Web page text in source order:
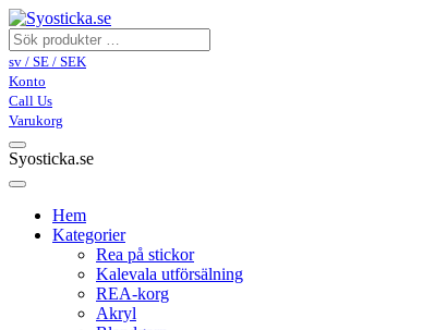
sv / SE / SEK
Konto
Call Us
Varukorg
Syosticka.se
Hem
Kategorier
Rea på stickor
Kalevala utförsälning
REA-korg
Akryl